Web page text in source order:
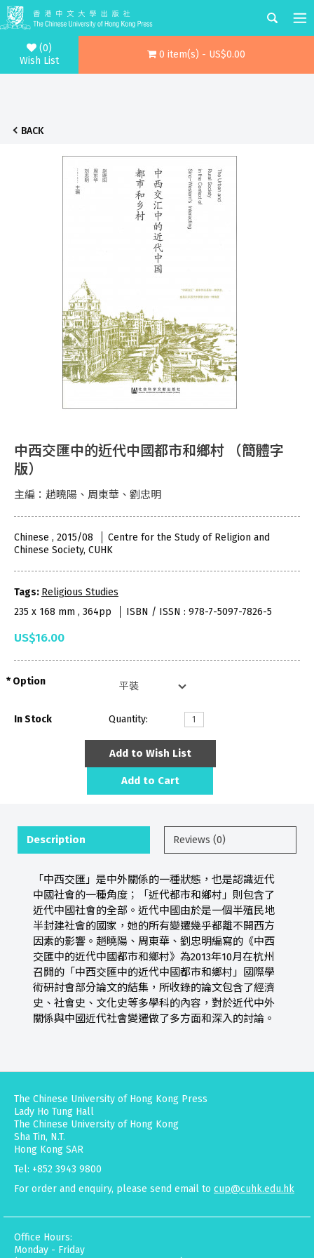
(0)
Wish List
0 item(s) - US$0.00
BACK
中西交匯中的近代中國都市和鄉村 （簡體字
版）
主編：趙曉陽、周東華、劉忠明
Chinese , 2015/08
Centre for the Study of Religion and
Chinese Society, CUHK
Tags: Religious Studies
235 x 168 mm , 364pp
ISBN / ISSN : 978-7-5097-7826-5
US$16.00
Option
In Stock Quantity:
Add to Wish List
Add to Cart
Description Reviews (0)
「中西交匯」是中外關係的一種狀態，也是認識近代
中國社會的一種角度；「近代都市和鄉村」則包含了
近代中國社會的全部。近代中國由於是一個半殖民地
半封建社會的國家，她的所有變遷幾乎都離不開西方
因素的影響。趙曉陽、周東華、劉忠明編寫的《中西
交匯中的近代中國都市和鄉村》為2013年10月在杭州
召開的「中西交匯中的近代中國都市和鄉村」國際學
術研討會部分論文的結集，所收錄的論文包含了經濟
史、社會史、文化史等多學科的內容，對於近代中外
關係與中國近代社會變遷做了多方面和深入的討論。
The Chinese University of Hong Kong Press
Lady Ho Tung Hall
The Chinese University of Hong Kong
Sha Tin, N.T.
Hong Kong SAR
Tel: +852 3943 9800
For order and enquiry, please send email to cup@cuhk.edu.hk
Office Hours:
Monday - Friday